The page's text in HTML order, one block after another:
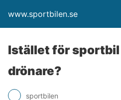
www.sportbilen.se
Istället för sportbil
drönare?
sportbilen